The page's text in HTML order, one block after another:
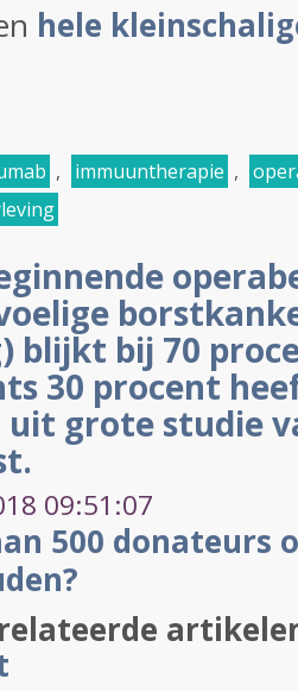
hele
, immuuntherapie ,
blijkt bij 70
30 procent
grote studie
09:51:07
500 donateurs